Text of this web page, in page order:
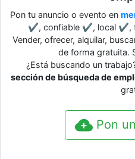
Pon tu anuncio o evento en
✔, confiable ✔, local ✔,
Vender, ofrecer, alquilar,
de forma gratuita.
¿Está buscando un
sección de búsqueda de
Pon